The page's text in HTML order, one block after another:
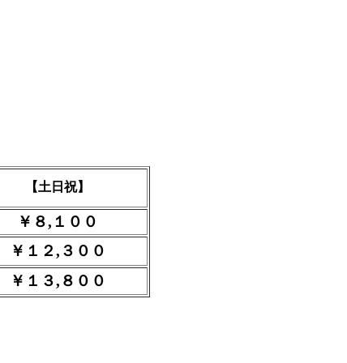
【土日祝】
￥８,１００
￥１２,３００
￥１３,８００